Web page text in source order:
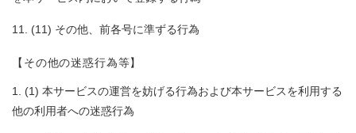
(11) その他、前各号に準ずる行為
【その他の迷惑行為等】
(1) 本サービスの運営を妨げる行為および本サービスを利用する
他の利用者への迷惑行為